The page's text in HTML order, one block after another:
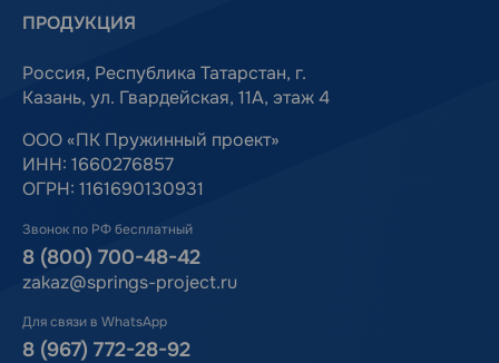
ПРОДУКЦИЯ
Россия, Республика Татарстан, г.
Казань, ул. Гвардейская, 11А, этаж 4
ООО «ПК Пружинный проект»
ИНН: 1660276857
ОГРН: 1161690130931
Звонок по РФ бесплатный
8 (800) 700-48-42
zakaz@springs-project.ru
Для связи в WhatsApp
8 (967) 772-28-92